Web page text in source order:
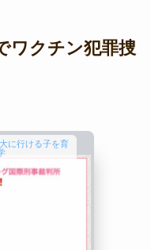
ワクチン犯罪捜
に行ける子を育